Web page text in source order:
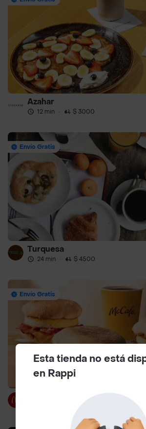
Azahar
12 min · $ 3000
Envío Gratis
Turquesa
24 min · $ 4500
Envío Gratis
$ 3000
Esta tienda no está
en Rappi